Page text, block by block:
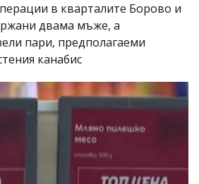
в кварталите Борово и
двама мъже, а
пари, предполагаеми
канабис